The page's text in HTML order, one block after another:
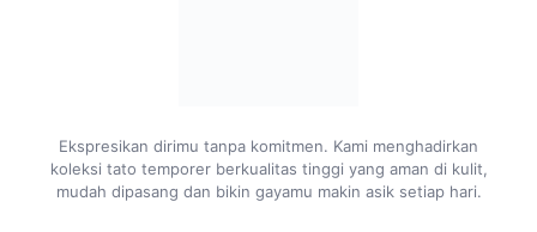
Ekspresikan dirimu tanpa komitmen. Kami menghadirkan
koleksi tato temporer berkualitas tinggi yang aman di kulit,
mudah dipasang dan bikin gayamu makin asik setiap hari.